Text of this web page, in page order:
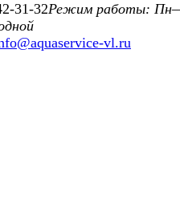
31-32Режим работы:
vl.ru